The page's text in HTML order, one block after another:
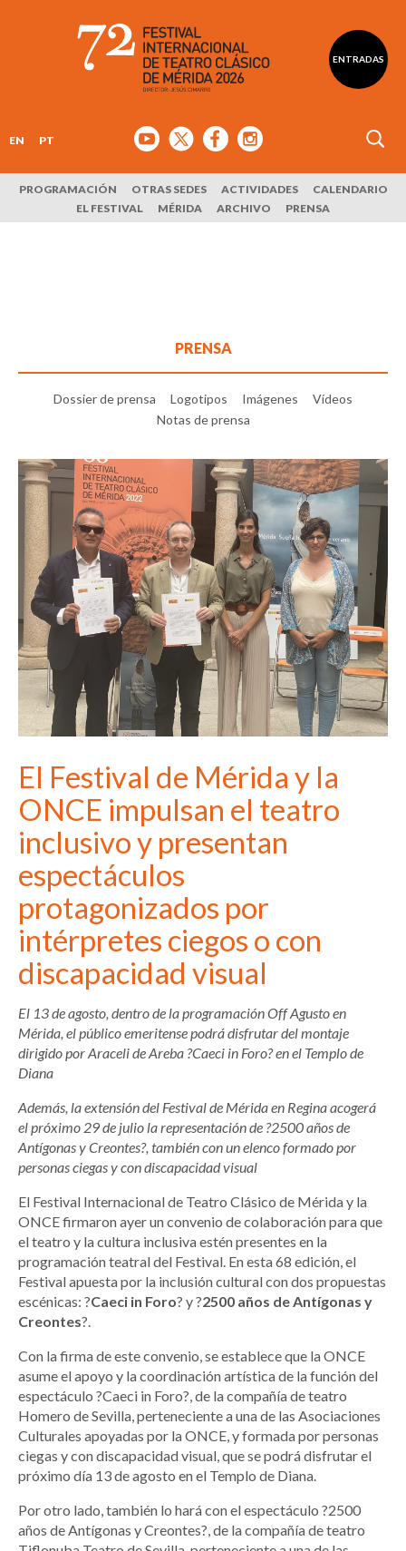
ENTRADAS
EN PT
PROGRAMACIÓN OTRAS SEDES ACTIVIDADES
CALENDARIO
EL FESTIVAL
MÉRIDA ARCHIVO PRENSA
PRENSA
Dossier de prensa Logotipos Imágenes
Vídeos
Notas de prensa
El Festival de Mérida y la
ONCE impulsan el teatro
inclusivo y presentan
espectáculos
protagonizados por
intérpretes ciegos o con
discapacidad visual
El 13 de agosto, dentro de la programación Off Agusto en
Mérida, el público emeritense podrá disfrutar del montaje
dirigido por Araceli de Areba ?Caeci in Foro? en el Templo de
Diana
Además, la extensión del Festival de Mérida en Regina acogerá
el próximo 29 de julio la representación de ?2500 años de
Antígonas y Creontes?, también con un elenco formado por
personas ciegas y con discapacidad visual
El Festival Internacional de Teatro Clásico de Mérida y la
ONCE firmaron ayer un convenio de colaboración para que
el teatro y la cultura inclusiva estén presentes en la
programación teatral del Festival. En esta 68 edición, el
Festival apuesta por la inclusión cultural con dos propuestas
escénicas: ?Caeci in Foro? y ?2500 años de Antígonas y
Creontes?.
Con la firma de este convenio, se establece que la ONCE
asume el apoyo y la coordinación artística de la función del
espectáculo ?Caeci in Foro?, de la compañía de teatro
Homero de Sevilla, perteneciente a una de las Asociaciones
Culturales apoyadas por la ONCE, y formada por personas
ciegas y con discapacidad visual, que se podrá disfrutar el
próximo día 13 de agosto en el Templo de Diana.
Por otro lado, también lo hará con el espectáculo ?2500
años de Antígonas y Creontes?, de la compañía de teatro